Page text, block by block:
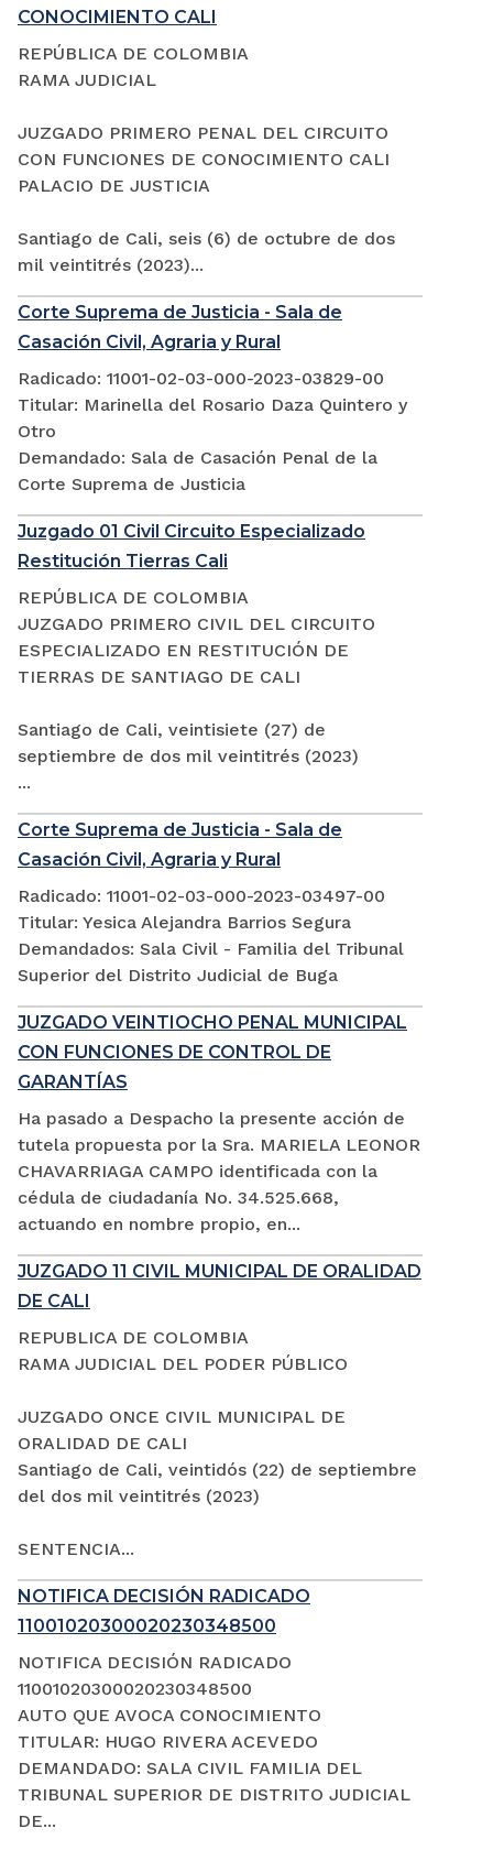
CONOCIMIENTO CALI
REPÚBLICA DE COLOMBIA
RAMA JUDICIAL
JUZGADO PRIMERO PENAL DEL CIRCUITO
CON FUNCIONES DE CONOCIMIENTO CALI
PALACIO DE JUSTICIA
Santiago de Cali, seis (6) de octubre de dos
mil veintitrés (2023)...
Corte Suprema de Justicia - Sala de
Casación Civil, Agraria y Rural
Radicado: 11001-02-03-000-2023-03829-00
Titular: Marinella del Rosario Daza Quintero y
Otro
Demandado: Sala de Casación Penal de la
Corte Suprema de Justicia
Juzgado 01 Civil Circuito Especializado
Restitución Tierras Cali
REPÚBLICA DE COLOMBIA
JUZGADO PRIMERO CIVIL DEL CIRCUITO
ESPECIALIZADO EN RESTITUCIÓN DE
TIERRAS DE SANTIAGO DE CALI
Santiago de Cali, veintisiete (27) de
septiembre de dos mil veintitrés (2023)
...
Corte Suprema de Justicia - Sala de
Casación Civil, Agraria y Rural
Radicado: 11001-02-03-000-2023-03497-00
Titular: Yesica Alejandra Barrios Segura
Demandados: Sala Civil - Familia del Tribunal
Superior del Distrito Judicial de Buga
JUZGADO VEINTIOCHO PENAL MUNICIPAL
CON FUNCIONES DE CONTROL DE
GARANTÍAS
Ha pasado a Despacho la presente acción de
tutela propuesta por la Sra. MARIELA LEONOR
CHAVARRIAGA CAMPO identificada con la
cédula de ciudadanía No. 34.525.668,
actuando en nombre propio, en...
JUZGADO 11 CIVIL MUNICIPAL DE ORALIDAD
DE CALI
REPUBLICA DE COLOMBIA
RAMA JUDICIAL DEL PODER PÚBLICO
JUZGADO ONCE CIVIL MUNICIPAL DE
ORALIDAD DE CALI
Santiago de Cali, veintidós (22) de septiembre
del dos mil veintitrés (2023)
SENTENCIA...
NOTIFICA DECISIÓN RADICADO
11001020300020230348500
NOTIFICA DECISIÓN RADICADO
11001020300020230348500
AUTO QUE AVOCA CONOCIMIENTO
TITULAR: HUGO RIVERA ACEVEDO
DEMANDADO: SALA CIVIL FAMILIA DEL
TRIBUNAL SUPERIOR DE DISTRITO JUDICIAL
DE...